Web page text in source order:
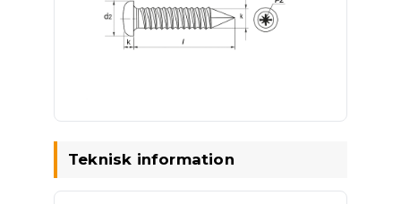
Teknisk information